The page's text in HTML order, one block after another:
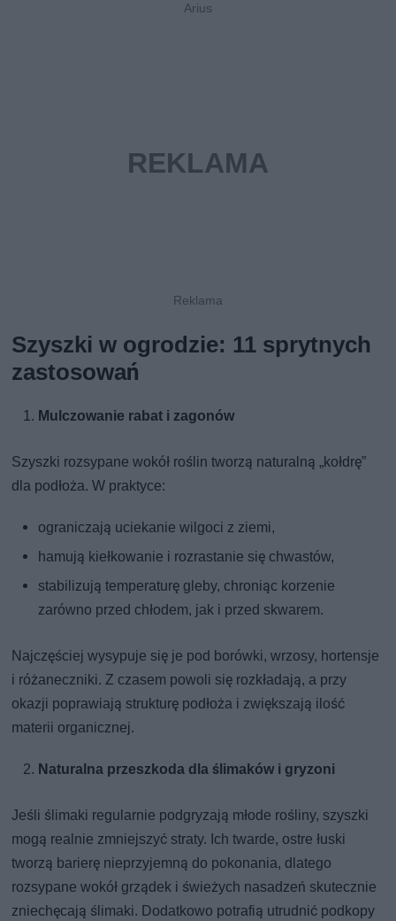
Arius
Szyszki w ogrodzie: 11 sprytnych
zastosowań
Mulczowanie rabat i zagonów
Szyszki rozsypane wokół roślin tworzą naturalną „kołdrę”
dla podłoża. W praktyce:
ograniczają uciekanie wilgoci z ziemi,
hamują kiełkowanie i rozrastanie się chwastów,
stabilizują temperaturę gleby, chroniąc korzenie
zarówno przed chłodem, jak i przed skwarem.
Najczęściej wysypuje się je pod borówki, wrzosy, hortensje
i różaneczniki. Z czasem powoli się rozkładają, a przy
okazji poprawiają strukturę podłoża i zwiększają ilość
materii organicznej.
Naturalna przeszkoda dla ślimaków i gryzoni
Jeśli ślimaki regularnie podgryzają młode rośliny, szyszki
mogą realnie zmniejszyć straty. Ich twarde, ostre łuski
tworzą barierę nieprzyjemną do pokonania, dlatego
rozsypane wokół grządek i świeżych nasadzeń skutecznie
zniechęcają ślimaki. Dodatkowo potrafią utrudnić podkopy